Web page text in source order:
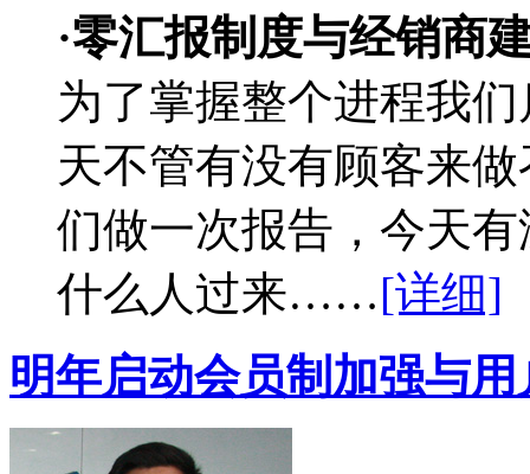
·零汇报制度与经销商
为了掌握整个进程我
天不管有没有顾客来
们做一次报告，今天
什么人过来……[详细]
明年启动会员制加强与用